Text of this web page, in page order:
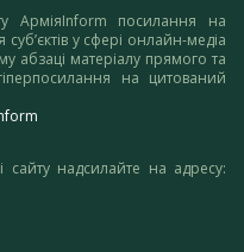
АрміяInform посилання на
суб’єктів у сфері онлайн-медіа
абзаці матеріалу прямого та
на цитований
сайту надсилайте на адресу: